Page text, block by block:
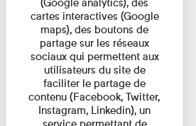
cartes interactives (Google
maps), des boutons de
partage sur les réseaux
sociaux qui permettent aux
utilisateurs du site de
faciliter le partage de
contenu (Facebook, Twitter,
Instagram, Linkedin), un